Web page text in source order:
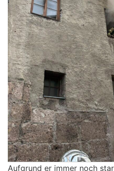
Aufgrund er immer noch